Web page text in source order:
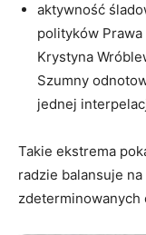
aktywność
polityków
Krystyna
Szumny
jednej
Takie ekstrema
radzie balansuje
zdeterminowanych